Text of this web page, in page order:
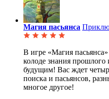
Магия пасьянса
В игре «Магия
колоде знания прошлого
будущим! Вас ждет
поиска и пасьянсов,
многое другое!